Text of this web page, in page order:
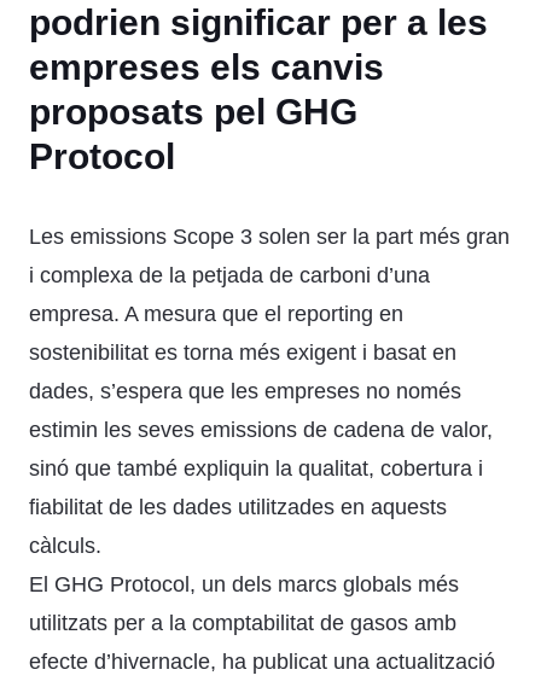
podrien significar per a les
empreses els canvis
proposats pel GHG
Protocol
Les emissions Scope 3 solen ser la part més gran
i complexa de la petjada de carboni d’una
empresa. A mesura que el reporting en
sostenibilitat es torna més exigent i basat en
dades, s’espera que les empreses no només
estimin les seves emissions de cadena de valor,
sinó que també expliquin la qualitat, cobertura i
fiabilitat de les dades utilitzades en aquests
càlculs.
El GHG Protocol, un dels marcs globals més
utilitzats per a la comptabilitat de gasos amb
efecte d’hivernacle, ha publicat una actualització